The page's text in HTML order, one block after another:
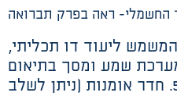
ליעוד דו תכליתי,
שמע ומסך בתיאום
מול אגף המחשוב. 51.20. חדר אומנות (ניתן לשלב